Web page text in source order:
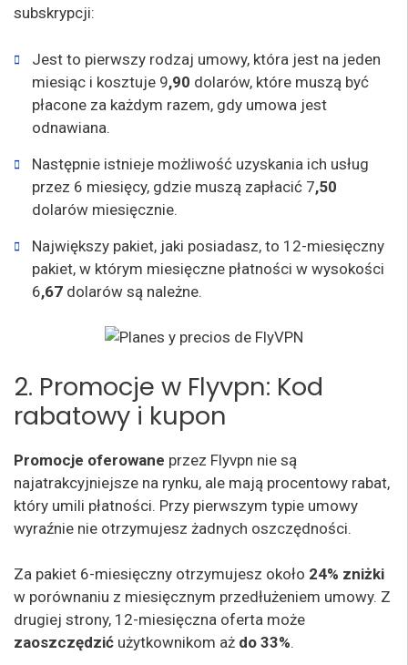
subskrypcji:
Jest to pierwszy rodzaj umowy, która jest na jeden
miesiąc i kosztuje 9,90 dolarów, które muszą być
płacone za każdym razem, gdy umowa jest
odnawiana.
Następnie istnieje możliwość uzyskania ich usług
przez 6 miesięcy, gdzie muszą zapłacić 7,50
dolarów miesięcznie.
Największy pakiet, jaki posiadasz, to 12-miesięczny
pakiet, w którym miesięczne płatności w wysokości
6,67 dolarów są należne.
2. Promocje w Flyvpn: Kod
rabatowy i kupon
Promocje oferowane przez Flyvpn nie są
najatrakcyjniejsze na rynku, ale mają procentowy rabat,
który umili płatności. Przy pierwszym typie umowy
wyraźnie nie otrzymujesz żadnych oszczędności.
Za pakiet 6-miesięczny otrzymujesz około 24% zniżki
w porównaniu z miesięcznym przedłużeniem umowy. Z
drugiej strony, 12-miesięczna oferta może
zaoszczędzić użytkownikom aż do 33%.